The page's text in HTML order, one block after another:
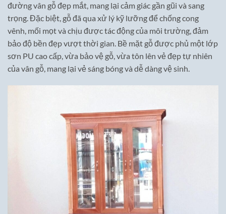
đường vân gỗ đẹp mắt, mang lại cảm giác gần gũi và sang
trọng. Đặc biệt, gỗ đã qua xử lý kỹ lưỡng để chống cong
vênh, mối mọt và chịu được tác động của môi trường, đảm
bảo độ bền đẹp vượt thời gian. Bề mặt gỗ được phủ một lớp
sơn PU cao cấp, vừa bảo vệ gỗ, vừa tôn lên vẻ đẹp tự nhiên
của vân gỗ, mang lại vẻ sáng bóng và dễ dàng vệ sinh.